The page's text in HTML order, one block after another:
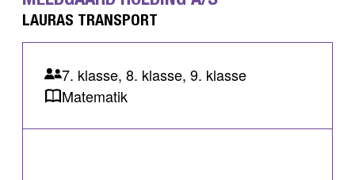
LAURAS TRANSPORT
7. klasse, 8. klasse, 9. klasse
Matematik